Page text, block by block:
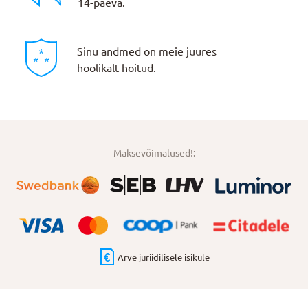
14-päeva.
Sinu andmed on meie juures
hoolikalt hoitud.
Maksevõimalused!:
Arve juriidilisele isikule